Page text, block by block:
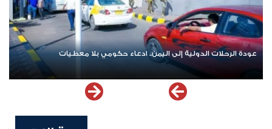
عودة الرحلات الدولية إلى اليمن.. ادعاء حكومي بلا معطيات